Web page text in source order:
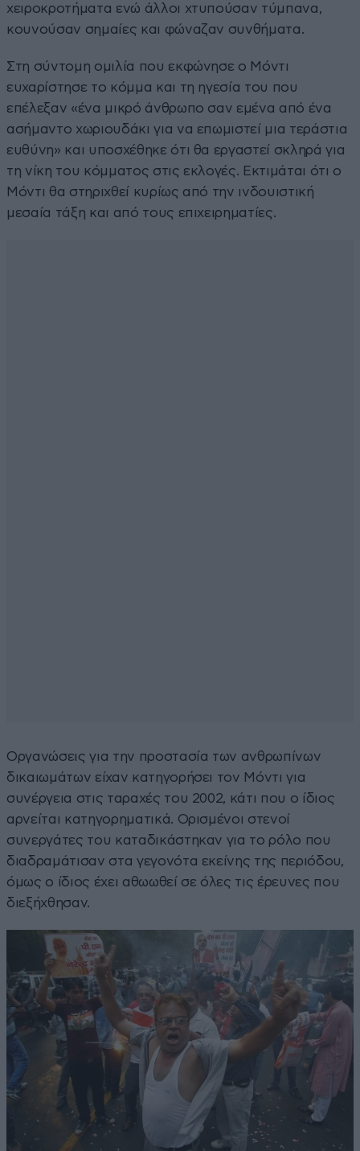
χειροκροτήματα ενώ άλλοι χτυπούσαν τύμπανα,
κουνούσαν σημαίες και φώναζαν συνθήματα.
Στη σύντομη ομιλία που εκφώνησε ο Μόντι
ευχαρίστησε το κόμμα και τη ηγεσία του που
επέλεξαν «ένα μικρό άνθρωπο σαν εμένα από ένα
ασήμαντο χωριουδάκι για να επωμιστεί μια τεράστια
ευθύνη» και υποσχέθηκε ότι θα εργαστεί σκληρά για
τη νίκη του κόμματος στις εκλογές. Εκτιμάται ότι ο
Μόντι θα στηριχθεί κυρίως από την ινδουιστική
μεσαία τάξη και από τους επιχειρηματίες.
Οργανώσεις για την προστασία των ανθρωπίνων
δικαιωμάτων είχαν κατηγορήσει τον Μόντι για
συνέργεια στις ταραχές του 2002, κάτι που ο ίδιος
αρνείται κατηγορηματικά. Ορισμένοι στενοί
συνεργάτες του καταδικάστηκαν για το ρόλο που
διαδραμάτισαν στα γεγονότα εκείνης της περιόδου,
όμως ο ίδιος έχει αθωωθεί σε όλες τις έρευνες που
διεξήχθησαν.